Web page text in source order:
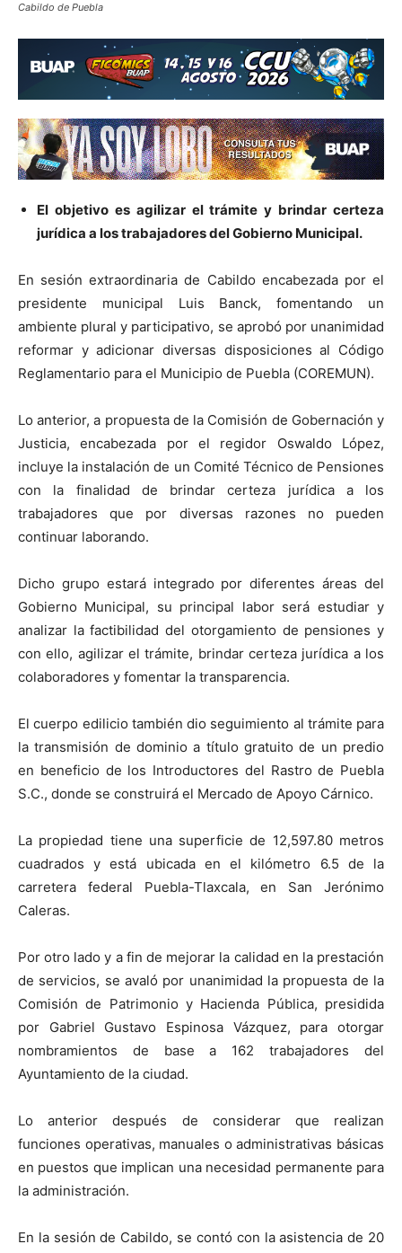
Cabildo de Puebla
El objetivo es agilizar el trámite y brindar certeza
jurídica a los trabajadores del Gobierno Municipal.
En sesión extraordinaria de Cabildo encabezada por el
presidente municipal Luis Banck, fomentando un
ambiente plural y participativo, se aprobó por unanimidad
reformar y adicionar diversas disposiciones al Código
Reglamentario para el Municipio de Puebla (COREMUN).
Lo anterior, a propuesta de la Comisión de Gobernación y
Justicia, encabezada por el regidor Oswaldo López,
incluye la instalación de un Comité Técnico de Pensiones
con la finalidad de brindar certeza jurídica a los
trabajadores que por diversas razones no pueden
continuar laborando.
Dicho grupo estará integrado por diferentes áreas del
Gobierno Municipal, su principal labor será estudiar y
analizar la factibilidad del otorgamiento de pensiones y
con ello, agilizar el trámite, brindar certeza jurídica a los
colaboradores y fomentar la transparencia.
El cuerpo edilicio también dio seguimiento al trámite para
la transmisión de dominio a título gratuito de un predio
en beneficio de los Introductores del Rastro de Puebla
S.C., donde se construirá el Mercado de Apoyo Cárnico.
La propiedad tiene una superficie de 12,597.80 metros
cuadrados y está ubicada en el kilómetro 6.5 de la
carretera federal Puebla-Tlaxcala, en San Jerónimo
Caleras.
Por otro lado y a fin de mejorar la calidad en la prestación
de servicios, se avaló por unanimidad la propuesta de la
Comisión de Patrimonio y Hacienda Pública, presidida
por Gabriel Gustavo Espinosa Vázquez, para otorgar
nombramientos de base a 162 trabajadores del
Ayuntamiento de la ciudad.
Lo anterior después de considerar que realizan
funciones operativas, manuales o administrativas básicas
en puestos que implican una necesidad permanente para
la administración.
En la sesión de Cabildo, se contó con la asistencia de 20